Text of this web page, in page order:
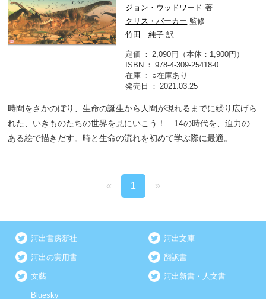
ジョン・ウッドワード 著
クリス・バーカー 監修
竹田 純子 訳
定価
2,090円（本体：1,900円）
ISBN
978-4-309-25418-0
在庫
○在庫あり
発売日
2021.03.25
時間をさかのぼり、生命の誕生から人間が現れるまでに繰り広げら
れた、いきものたちの世界を見にいこう！ 14の時代を、迫力の
ある絵で描きだす。時と生命の流れを初めて学ぶ際に最適。
« 1 »
河出書房新社 河出文庫
河出の実用書 翻訳書
文藝 河出新書・人文書
Bluesky